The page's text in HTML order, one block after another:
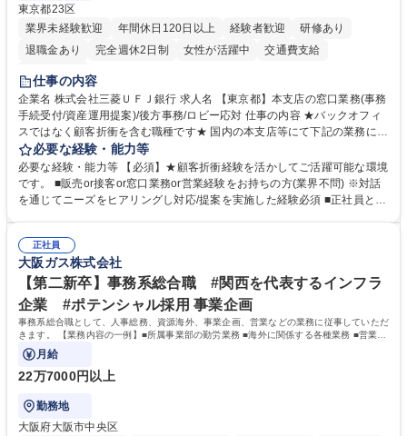
東京都23区
業界未経験歓迎
年間休日120日以上 経験者歓迎
研修あり
退職金あり
完全週休2日制 女性が活躍中
交通費支給
土日祝休み
仕事の内容
企業名 株式会社三菱ＵＦＪ銀行 求人名 【東京都】本支店の窓口業務(事務
手続受付/資産運用提案)/後方事務/ロビー応対 仕事の内容 ★バックオフィ
スではなく顧客折衝を含む職種です★ 国内の本支店等にて下記の業務に従
事していただきます。 ■窓口/後方/ロビーにて事務手続等の受付・オペレ
ーション、お客様対応 ■窓口にて、ご来店された個人のお客様に対して金
融商品のご提案 ■効率的な事務運用の検討・構築等 ≪業務紹介：ご応募前
に必ずご覧ください≫ ※記事 https://www.mysite.bk.mufg.jp/career/circle/
必要な経験・能力等
必要な経験・能力等 【必須】★顧客折衝経験を活かしてご活躍可能な環境
です。 ■販売or接客or窓口業務or営業経験をお持ちの方(業界不問) ※対話
を通じてニーズをヒアリングし対応/提案を実施した経験必須 ■正社員とし
るので安心して入行いただけます。 幅広いキャリアの選択肢があり、公募
や社内副業等を活用し、 一人ひとりが挑戦できるカルチャーが浸透してい
ます。 学歴・資格 学歴：大学院 大学 高専 短大 専修学校 高校 語学力：
資格：
正社員
大阪ガス株式会社
【第二新卒】事務系総合職 #関西を代表するインフラ
企業 #ポテンシャル採用 事業企画
事務系総合職として、人事総務、資源海外、事業企画、営業などの業務に従事していただ
きます。 【業務内容の一例】■所属事業部の勤労業務 ■海外に関係する各種業務 ■営業部
門の企画スタッフ、ルート営業
月給
22万7000円以上
勤務地
大阪府大阪市中央区